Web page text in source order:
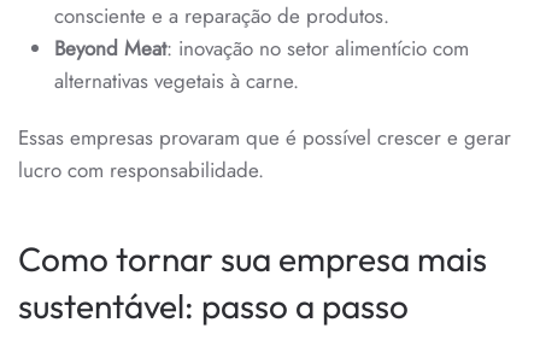
consciente e a reparação de produtos.
Beyond Meat: inovação no setor alimentício com
alternativas vegetais à carne.
Essas empresas provaram que é possível crescer e gerar
lucro com responsabilidade.
Como tornar sua empresa mais
sustentável: passo a passo